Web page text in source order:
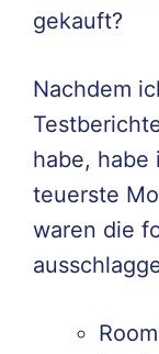
gekauft?
Nachdem
habe, habe
teuerste
waren die